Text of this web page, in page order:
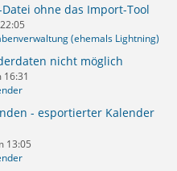
ohne das Import-Tool
(ehemals Lightning)
nicht möglich
16:31
- esportierter Kalender
13:05